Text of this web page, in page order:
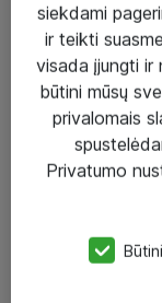
Paslaugos
Sprendimai
Įgyvendinti
Atea ekspertų
eShop@atea.lt
siekdami
ir teikti
visada įjungti ir
būtini mūsų
privalomais
Privatumo